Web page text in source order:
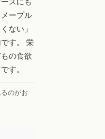
スにも
ープル
ない」
す。 栄
の食欲
す。
のがお